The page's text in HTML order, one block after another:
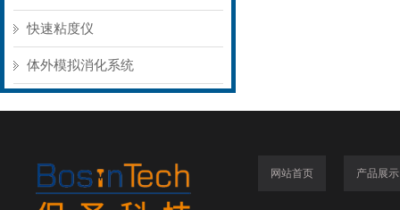
快速粘度仪
体外模拟消化系统
网站首页 产品展示